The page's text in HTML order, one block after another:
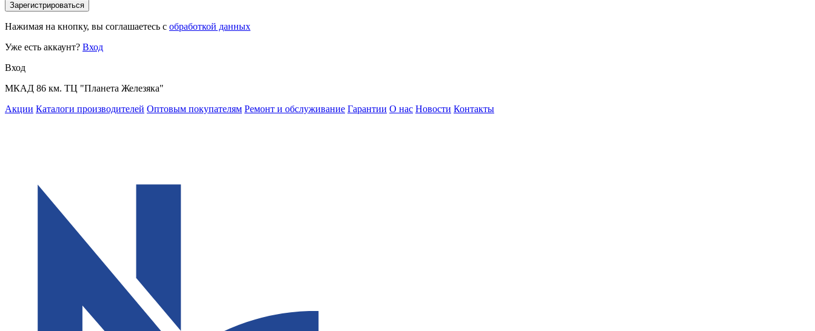
Зарегистрироваться
Нажимая на кнопку, вы соглашаетесь с обработкой данных
Уже есть аккаунт? Вход
Вход
МКАД 86 км. ТЦ "Планета Железяка"
Акции Каталоги производителей Оптовым покупателям Ремонт и обслуживание Гарантии О нас Новости Контакты